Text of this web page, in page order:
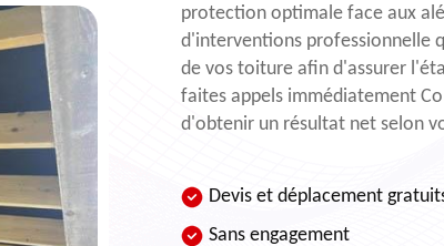
protection optimale face aux
d'interventions professionnelle
de vos toiture afin d'assurer
faites appels immédiatement
d'obtenir un résultat net selon
Devis et déplacement
Sans engagement